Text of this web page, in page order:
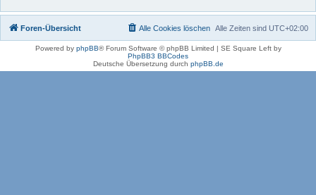
Foren-Übersicht Alle Zeiten sind UTC+02:00
Alle Cookies löschen
Powered by phpBB® Forum Software © phpBB Limited | SE Square Left by
PhpBB3 BBCodes
Deutsche Übersetzung durch phpBB.de